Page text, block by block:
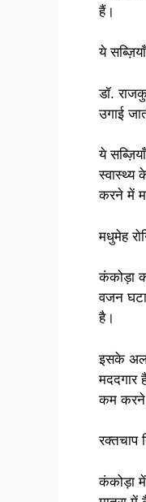
हैं।
ये
डॉ.
उगाई
ये
स्वास्थ्य
करने में
मधुमेह
कंकोड़ा
वजन
है।
इसके
मददगार
कम करने
रक्तचाप
कंकोड़ा